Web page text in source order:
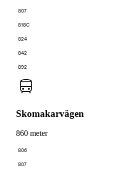
807
818C
824
842
892
Skomakarvägen
860 meter
806
807